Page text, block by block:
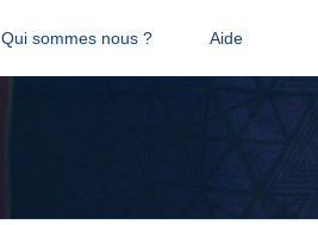
Qui sommes nous ? Aide